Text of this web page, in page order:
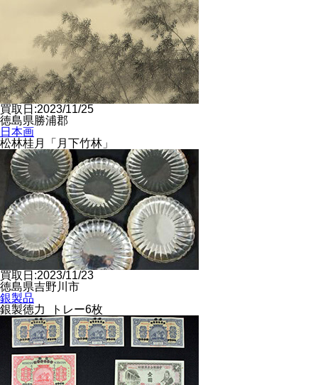
買取日:2023/11/25
徳島県勝浦郡
日本画
松林桂月「月下竹林」
買取日:2023/11/23
徳島県吉野川市
銀製品
銀製徳力 トレー6枚